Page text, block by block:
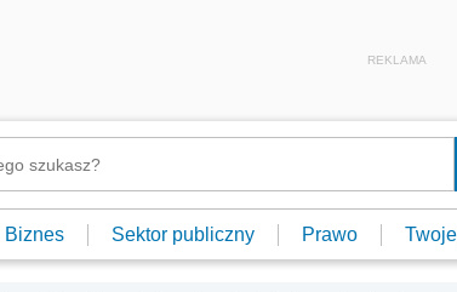
REKLAMA
Biznes Sektor publiczny Prawo